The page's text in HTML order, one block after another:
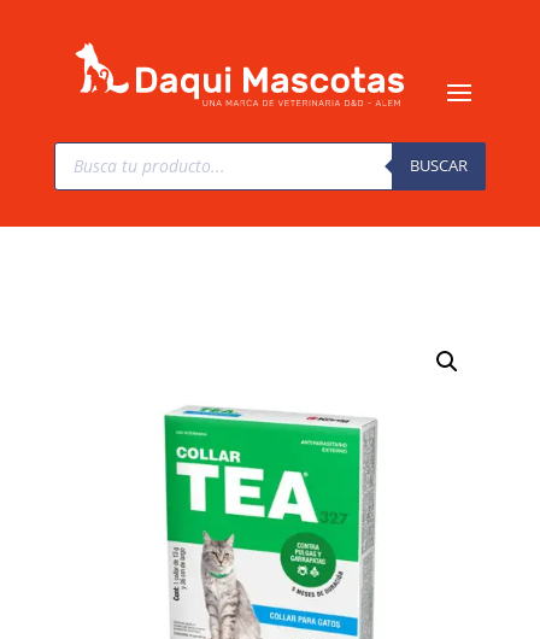
Búsqueda
productos
BUSCAR